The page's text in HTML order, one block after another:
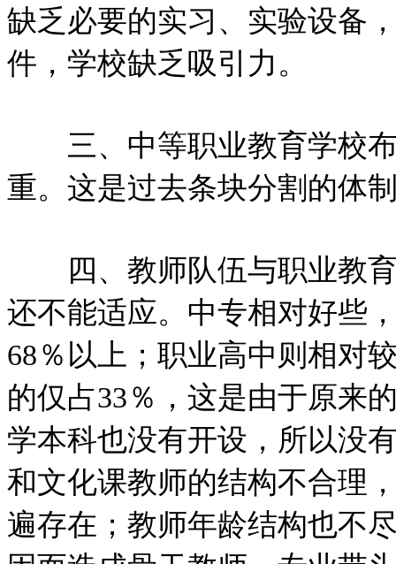
缺乏必要的实习、实验设备
件，学校缺乏吸引力。
三、中等职业教育学校布
重。这是过去条块分割的体
四、教师队伍与职业教育
还不能适应。中专相对好些
68％以上；职业高中则相对
的仅占33％，这是由于原来
学本科也没有开设，所以没
和文化课教师的结构不合理
遍存在；教师年龄结构也不